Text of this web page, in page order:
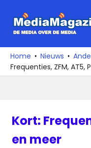
naar
media
over
de
Home Nieuws
Frequenties, ZFM, AT5,
Kort:
en meer